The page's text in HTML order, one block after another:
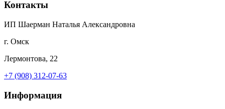
Контакты
ИП Шаерман Наталья Александровна
г. Омск
Лермонтова, 22
+7 (908) 312-07-63
Информация